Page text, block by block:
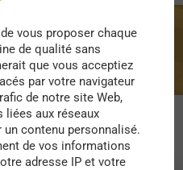
vous proposer chaque
de qualité sans
que vous acceptiez
par votre navigateur
de notre site Web,
aux réseaux
contenu personnalisé.
de vos informations
adresse IP et votre